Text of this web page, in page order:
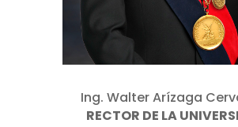
Ing. Walter Arízaga
RECTOR DE LA